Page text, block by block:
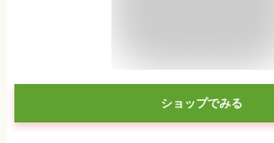
ショップでみる